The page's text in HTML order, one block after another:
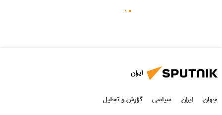
ایران
جهان ایران سیاسی گزارش و تحلیل